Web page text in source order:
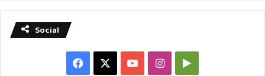
Social
Facebook YouTubeInstagramGoogle